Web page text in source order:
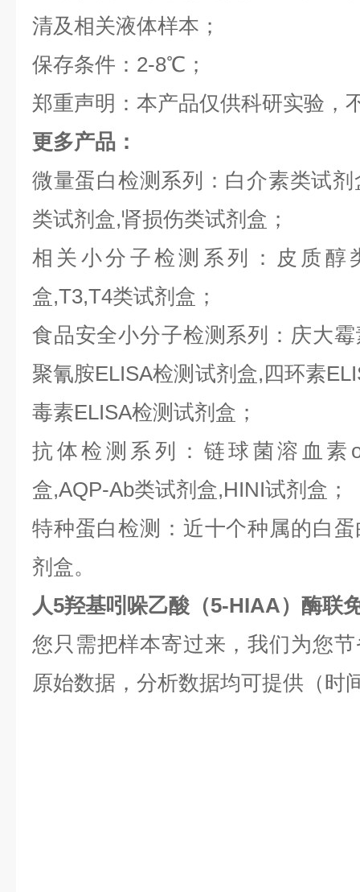
清及相关液体样本；
保存条件：2-8℃；
郑重声明：本产品仅供科研实验，
更多产品：
微量蛋白检测系列：白介素类试
类试剂盒,肾损伤类试剂盒；
相关小分子检测系列：皮质醇
盒,T3,T4类试剂盒；
食品安全小分子检测系列：庆大
聚氰胺ELISA检测试剂盒,四环素
毒素ELISA检测试剂盒；
抗体检测系列：链球菌溶血素
盒,AQP-Ab类试剂盒,HINI试剂盒；
特种蛋白检测：近十个种属的白
剂盒。
人5羟基吲哚乙酸（5-HIAA）酶联
您只需把样本寄过来，我们为您
原始数据，分析数据均可提供（时